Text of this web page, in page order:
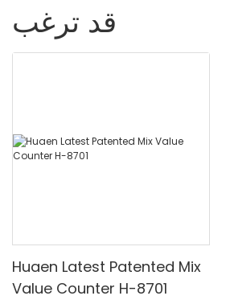
قد ترغب
Huaen Latest Patented Mix
Value Counter H-8701